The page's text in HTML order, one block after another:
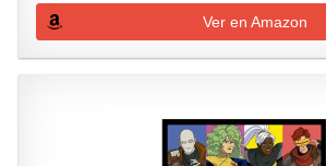
Ver en Amazon